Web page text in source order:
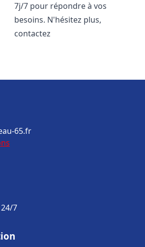
7j/7 pour répondre à vos
besoins. N'hésitez plus,
contactez
65.fr
7